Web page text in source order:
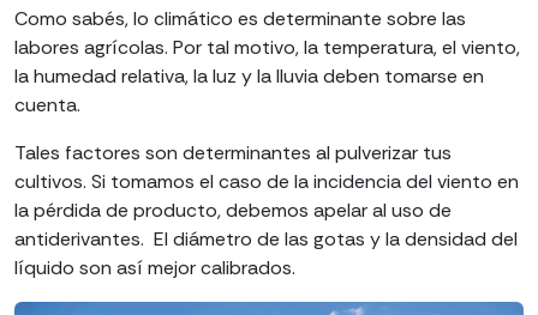
Como sabés, lo climático es determinante sobre las
labores agrícolas. Por tal motivo, la temperatura, el viento,
la humedad relativa, la luz y la lluvia deben tomarse en
cuenta.
Tales factores son determinantes al pulverizar tus
cultivos. Si tomamos el caso de la incidencia del viento en
la pérdida de producto, debemos apelar al uso de
antiderivantes. El diámetro de las gotas y la densidad del
líquido son así mejor calibrados.